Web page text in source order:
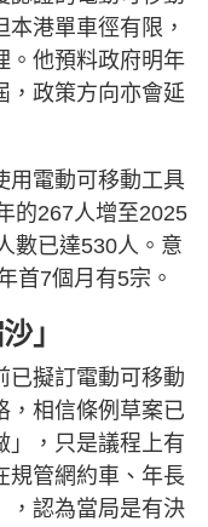
港單車徑有限，
。他預料政府明年
，政策方向亦會延
用電動可移動工具
的267人增至2025
數已達530人。意
首7個月有5宗。
」
已擬訂電動可移動
，相信條例草案已
」，只是議程上有
規管網約車、年長
，認為當局是有決